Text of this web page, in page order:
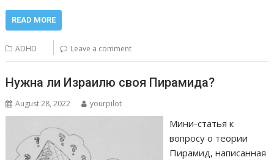
READ MORE
ADHD Leave a comment
Нужна ли Израилю своя Пирамида?
August 28, 2022 yourpilot
Мини-статья к
вопросу о теории
Пирамид, написанная